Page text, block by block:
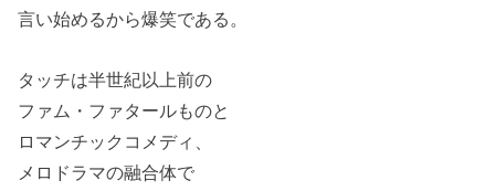
言い始めるから爆笑である。
タッチは半世紀以上前の
ファム・ファタールものと
ロマンチックコメディ、
メロドラマの融合体で